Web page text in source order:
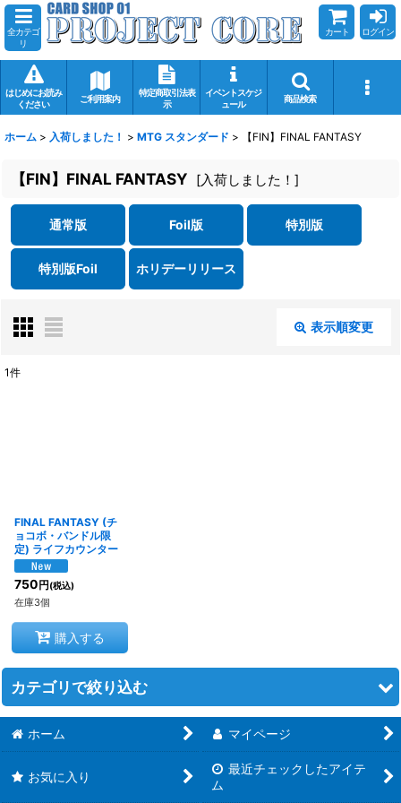
全カテゴ
リ
カート ログイン
はじめにお読み
ください
ご利用案内
特定商取引法表
示
イベントスケジ
ュール
商品検索
ホーム > 入荷しました！ > MTG スタンダード > 【FIN】FINAL FANTASY
【FIN】FINAL FANTASY [入荷しました！ ]
通常版 Foil版 特別版
特別版Foil ホリデーリリース
表示順変更
1件
FINAL FANTASY (チ
ョコボ・バンドル限
定) ライフカウンター
750 円 (税込)
在庫3個
購入する
カテゴリで絞り込む
MTG スタンダード (全商品)
【HOB】ホビット
ホーム マイページ
お気に入り
最近チェックしたアイテ
ム